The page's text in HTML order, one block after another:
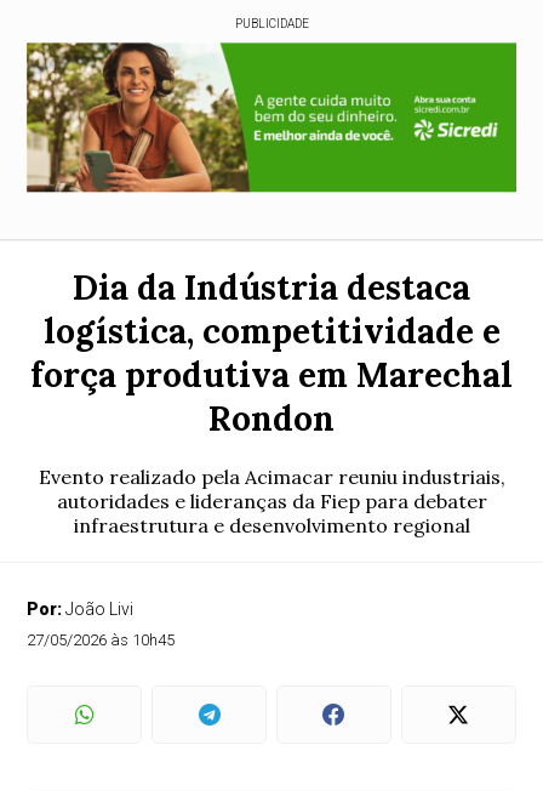
PUBLICIDADE
Dia da Indústria destaca
logística, competitividade e
força produtiva em Marechal
Rondon
Evento realizado pela Acimacar reuniu industriais,
autoridades e lideranças da Fiep para debater
infraestrutura e desenvolvimento regional
Por:João Livi
27/05/2026 às 10h45